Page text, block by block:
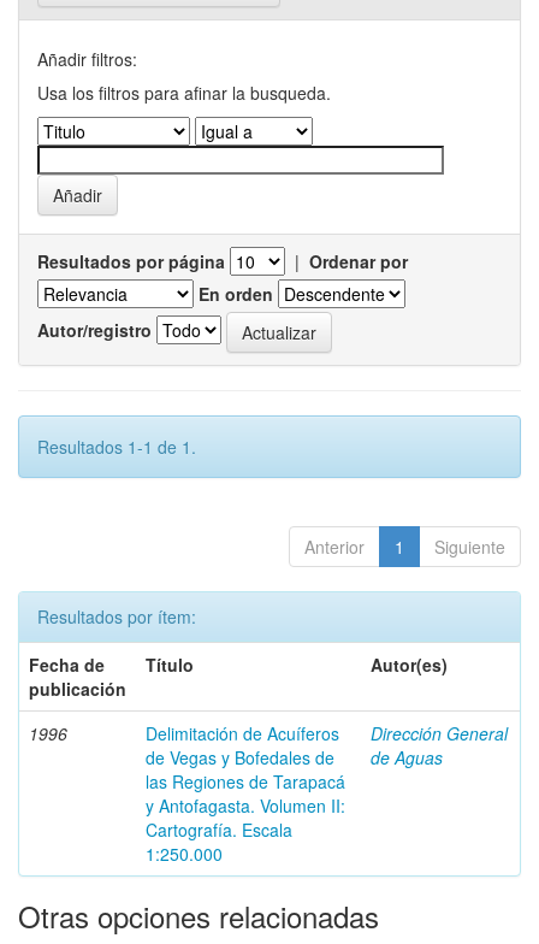
Añadir filtros:
Usa los filtros para afinar la busqueda.
Resultados por página | Ordenar por
En orden
Autor/registro
Resultados 1-1 de 1.
Anterior 1 Siguiente
Resultados por ítem:
Fecha de
publicación
Título Autor(es)
1996
Delimitación de Acuíferos
de Vegas y Bofedales de
las Regiones de Tarapacá
y Antofagasta. Volumen II:
Cartografía. Escala
1:250.000
Dirección General
de Aguas
Otras opciones relacionadas